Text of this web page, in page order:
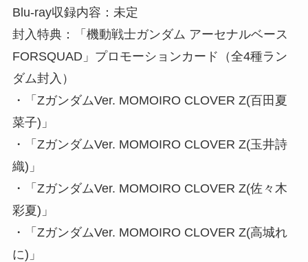
Blu-ray収録内容：未定
封入特典：「機動戦士ガンダム アーセナルベース
FORSQUAD」プロモーションカード（全4種ラン
ダム封入）
・「ZガンダムVer. MOMOIRO CLOVER Z(百田夏
菜子)」
・「ZガンダムVer. MOMOIRO CLOVER Z(玉井詩
織)」
・「ZガンダムVer. MOMOIRO CLOVER Z(佐々木
彩夏)」
・「ZガンダムVer. MOMOIRO CLOVER Z(高城れ
に)」